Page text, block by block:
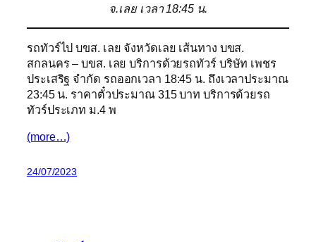
จ.เลย เวลา 18:45 น.
รถทัวร์ไป บขส. เลย จังหวัดเลย เส้นทาง บขส.
สกลนคร – บขส. เลย บริการด้วยรถทัวร์ บริษัท เพชร
ประเสริฐ จำกัด รถออกเวลา 18:45 น. ถึงเวลาประมาณ
23:45 น. ราคาตั๋วประมาณ 315 บาท บริการด้วยรถ
ทัวร์ประเภท ม.4 พ
(more…)
24/07/2023